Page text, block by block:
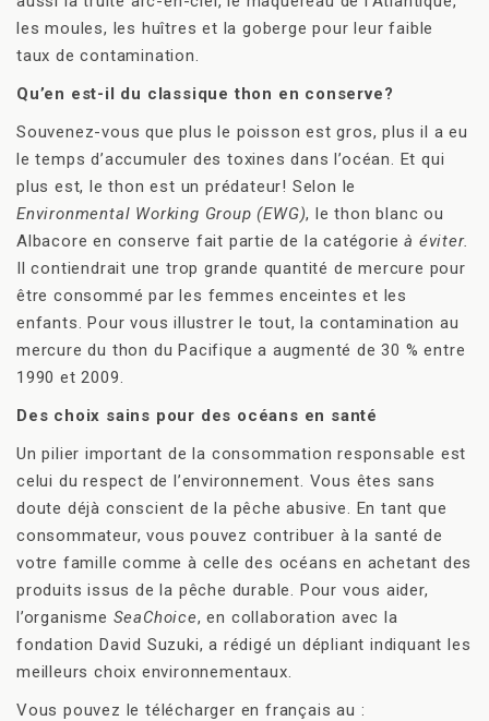
les moules, les huîtres et la goberge pour leur faible
taux de contamination.
Qu’en est-il du classique thon en conserve?
Souvenez-vous que plus le poisson est gros, plus il a eu
le temps d’accumuler des toxines dans l’océan. Et qui
plus est, le thon est un prédateur! Selon le
Environmental Working Group (EWG), le thon blanc ou
Albacore en conserve fait partie de la catégorieà éviter.
Il contiendrait une trop grande quantité de mercure pour
être consommé par les femmes enceintes et les
enfants. Pour vous illustrer le tout, la contamination au
mercure du thon du Pacifique a augmenté de 30 % entre
1990 et 2009.
Des choix sains pour des océans en santé
Un pilier important de la consommation responsable est
celui du respect de l’environnement. Vous êtes sans
doute déjà conscient de la pêche abusive. En tant que
consommateur, vous pouvez contribuer à la santé de
votre famille comme à celle des océans en achetant des
produits issus de la pêche durable. Pour vous aider,
l’organisme SeaChoice, en collaboration avec la
fondation David Suzuki, a rédigé un dépliant indiquant les
meilleurs choix environnementaux.
Vous pouvez le télécharger en français au :